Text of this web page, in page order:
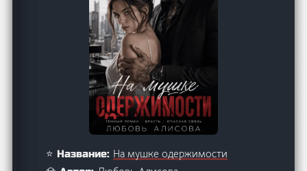
⭐ Название: На мушке одержимости